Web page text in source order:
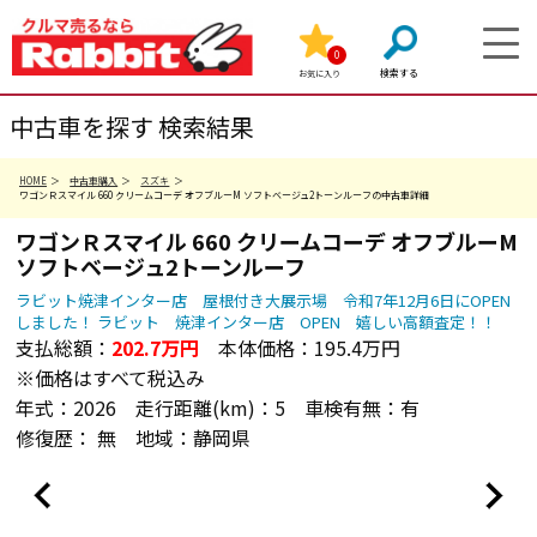
お気に入り
0
中古車を探す 検索結果
HOME 中古車購入
スズキ
ワゴンＲスマイル 660 クリームコーデ オフブルーM ソフトベージュ2トーンルーフの中古車詳細
ワゴンＲスマイル 660 クリームコーデオフブルーM
ソフトベージュ2トーンルーフ
ラビット焼津インター店 屋根付き大展示場 令和7年12月6日にOPEN
しました！ ラビット 焼津インター店 OPEN 嬉しい高額査定！！
支払総額： 202.7万円 本体価格： 195.4万円
※価格はすべて税込み
年式： 2026 走行距離(km)： 5 車検有無： 有
修復歴： 無 地域：静岡県
ー
店
（
静
岡
県
）
自
社
民
間
車
検
工
場
完
備
ヤ
ル
０
７
８
－
６
０
０
２
－
１
９
７
８
５
８
ー
店
（
静
岡
県
）
自
社
民
間
車
検
工
場
完
備
ヤ
ル
０
７
８
－
６
０
０
２
－
１
９
７
８
５
８
ー
店
（
静
岡
県
）
自
社
民
間
車
検
工
場
完
備
ヤ
ル
０
７
８
－
６
０
０
２
－
１
９
７
８
５
８
ー
店
（
静
岡
県
）
自
社
民
間
車
検
工
場
完
備
ヤ
ル
０
７
８
－
６
０
０
２
－
１
９
７
８
５
８
ー
店
（
静
岡
県
）
自
社
民
間
車
検
工
場
完
備
ヤ
ル
０
７
８
－
６
０
０
２
－
１
９
７
８
５
８
ー
店
（
静
岡
県
）
自
社
民
間
車
検
工
場
完
備
ヤ
ル
０
７
８
－
６
０
０
２
－
１
９
７
８
５
８
ー
店
（
静
岡
県
）
自
社
民
間
車
検
工
場
完
備
ヤ
ル
０
７
８
－
６
０
０
２
－
１
９
７
８
５
８
ー
店
（
静
岡
県
）
自
社
民
間
車
検
工
場
完
備
ヤ
ル
０
７
８
－
６
０
０
２
－
１
９
７
８
５
８
ー
店
（
静
岡
県
）
自
社
民
間
車
検
工
場
完
備
ヤ
ル
０
７
８
－
６
０
０
２
－
１
９
７
８
５
８
ー
店
（
静
岡
県
）
自
社
民
間
車
検
工
場
完
備
ヤ
ル
０
７
８
－
６
０
０
２
－
１
９
７
８
５
８
ー
店
（
静
岡
県
）
自
社
民
間
車
検
工
場
完
備
ヤ
ル
０
７
８
－
６
０
０
２
－
１
９
７
８
５
８
ー
店
（
静
岡
県
）
自
社
民
間
車
検
工
場
完
備
ヤ
ル
０
７
８
－
６
０
０
２
－
１
９
７
８
５
８
ー
店
（
静
岡
県
）
自
社
民
間
車
検
工
場
完
備
ヤ
ル
０
７
８
－
６
０
０
２
－
１
９
７
８
５
８
ー
店
（
静
岡
県
）
自
社
民
間
車
検
工
場
完
備
ヤ
ル
０
７
８
－
６
０
０
２
－
１
９
７
８
５
８
ー
店
（
静
岡
県
）
自
社
民
間
車
検
工
場
完
備
ヤ
ル
０
７
８
－
６
０
０
２
－
１
９
７
８
５
８
ー
店
（
静
岡
県
）
自
社
民
間
車
検
工
場
完
備
ヤ
ル
０
７
８
－
６
０
０
２
－
１
９
７
８
５
８
ー
店
（
静
岡
県
）
自
社
民
間
車
検
工
場
完
備
ヤ
ル
０
７
８
－
６
０
０
２
－
１
９
７
８
５
８
ー
店
（
静
岡
県
）
自
社
民
間
車
検
工
場
完
備
ヤ
ル
０
７
８
－
６
０
０
２
－
１
９
７
８
５
８
ー
店
（
静
岡
県
）
自
社
民
間
車
検
工
場
完
備
ヤ
ル
０
７
８
－
６
０
０
２
－
１
９
７
８
５
８
ー
店
（
静
岡
県
）
自
社
民
間
車
検
工
場
完
備
ヤ
ル
０
７
８
－
６
０
０
２
－
１
９
７
８
５
８
ー
店
（
静
岡
県
）
自
社
民
間
車
検
工
場
完
備